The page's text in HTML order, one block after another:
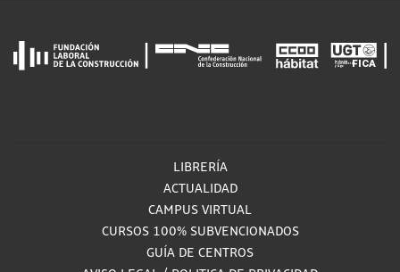
LIBRERÍA
ACTUALIDAD
CAMPUS VIRTUAL
CURSOS 100% SUBVENCIONADOS
GUÍA DE CENTROS